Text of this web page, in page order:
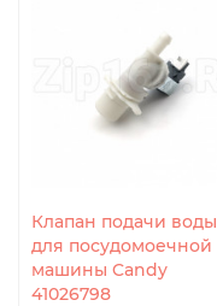
Клапан подачи воды
для посудомоечной
машины Candy
41026798